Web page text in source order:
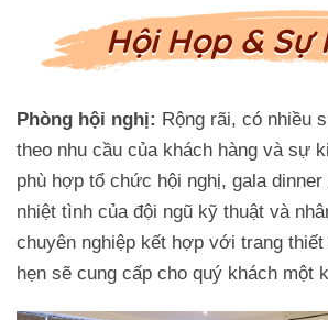
Hội Họp & Sự
Phòng hội nghị: Rộng rãi, có nhiều
theo nhu cầu của khách hàng và sự
phù hợp tổ chức hội nghị, gala
nhiệt tình của đội ngũ kỹ thuật và
chuyên nghiệp kết hợp với trang
hẹn sẽ cung cấp cho quý khách một